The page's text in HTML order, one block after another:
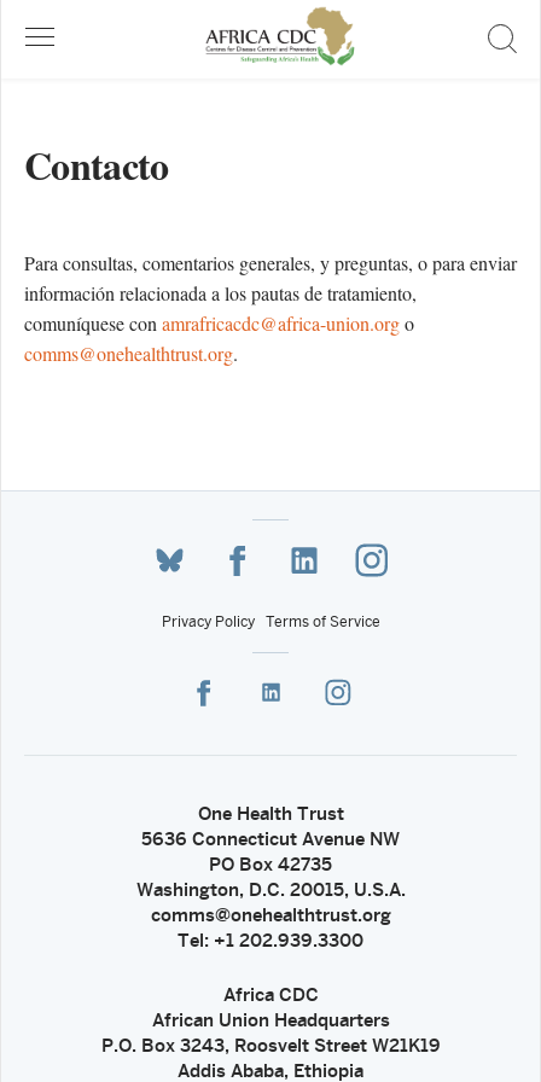
Contacto
Para consultas, comentarios generales, y preguntas, o para enviar
información relacionada a los pautas de tratamiento,
comuníquese con amrafricacdc@africa-union.orgo
comms@onehealthtrust.org.
Privacy Policy Terms of Service
One Health Trust
5636 Connecticut Avenue NW
PO Box 42735
Washington, D.C. 20015, U.S.A.
comms@onehealthtrust.org
Tel: +1 202.939.3300
Africa CDC
African Union Headquarters
P.O. Box 3243, Roosvelt Street W21K19
Addis Ababa, Ethiopia